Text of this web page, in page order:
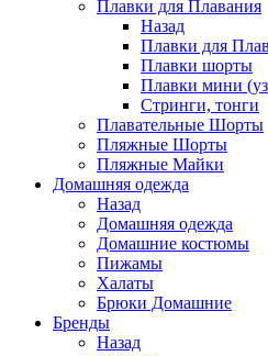
Плавки для Плавания
Назад
Плавки для
Плавки шорты
Плавки мини
Стринги, тонги
Плавательные Шорты
Пляжные Шорты
Пляжные Майки
Домашняя одежда
Назад
Домашняя одежда
Домашние костюмы
Пижамы
Халаты
Брюки Домашние
Бренды
Назад